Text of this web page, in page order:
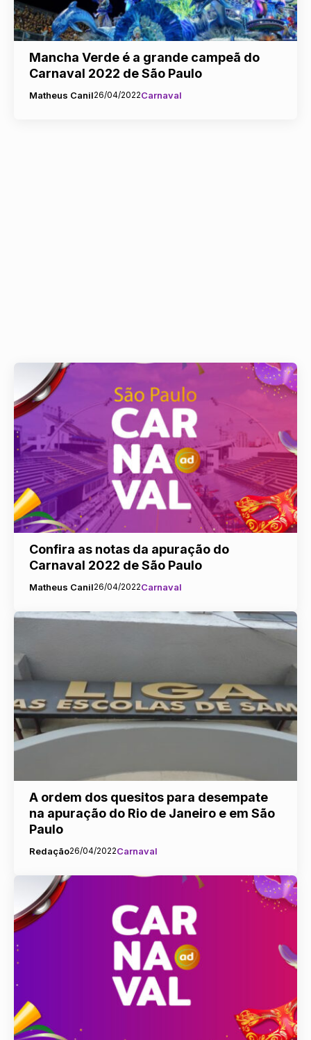
Mancha Verde é a grande campeã do
Carnaval 2022 de São Paulo
Matheus Canil26/04/2022Carnaval
Confira as notas da apuração do
Carnaval 2022 de São Paulo
Matheus Canil26/04/2022Carnaval
A ordem dos quesitos para desempate
na apuração do Rio de Janeiro e em São
Paulo
Redação26/04/2022Carnaval